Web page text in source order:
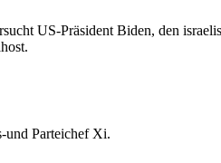
US-Präsident Biden, den
und Parteichef Xi.